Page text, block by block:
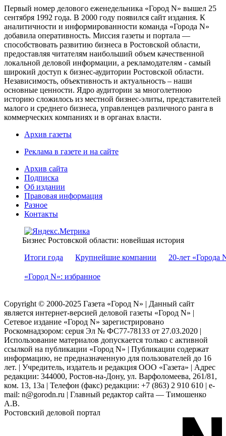
Первый номер делового еженедельника «Город N» вышел 25
сентября 1992 года. В 2000 году появился сайт издания. К
аналитичности и информированности команда «Города N»
добавила оперативность. Миссия газеты и портала —
способствовать развитию бизнеса в Ростовской области,
предоставляя читателям наибольший объем качественной
локальной деловой информации, а рекламодателям - самый
широкий доступ к бизнес-аудитории Ростовской области.
Независимость, объективность и актуальность – наши
основные ценности. Ядро аудитории за многолетнюю
историю сложилось из местной бизнес-элиты, представителей
малого и среднего бизнеса, управленцев различного ранга в
коммерческих компаниях и в органах власти.
Архив газеты
Реклама в газете и на сайте
Архив сайта
Подписка
Об издании
Правовая информация
Разное
Контакты
Бизнес Ростовской области: новейшая история
Итоги года
Крупнейшие компании 20-лет «Города
«Город N»: избранное
Copyright © 2000-2025 Газета «Город N» | Данный сайт
является интернет-версией деловой газеты «Город N» |
Сетевое издание «Город N» зарегистрировано
Роскомнадзором: серuя Эл № ФС77-78133 от 27.03.2020 |
Использование материалов допускается только с активной
ссылкой на публикации «Город N» | Публикации содержат
информацию, не предназначенную для пользователей до 16
лет. | Учредитель, издатель и редакция ООО «Газета» | Адрес
редакции: 344000, Ростов-на-Дону, ул. Варфоломеева, 261/81,
ком. 13, 13а | Телефон (факс) редакции: +7 (863) 2 910 610 | e-
mail: n@gorodn.ru | Главный редактор сайта — Тимошенко
А.В.
Ростовский деловой портал